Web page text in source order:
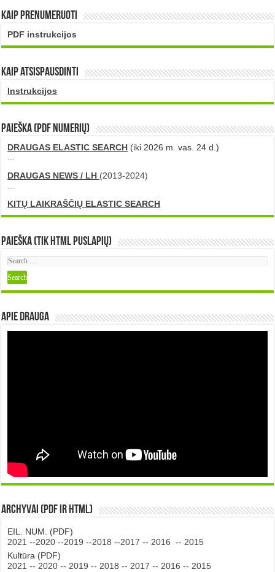
Kaip prenumeruoti
PDF instrukcijos
Kaip atsispausdinti
Instrukcijos
PAIEŠKA (PDF numerių)
DRAUGAS ELASTIC SEARCH (iki 2026 m. vas. 24 d.)
DRAUGAS NEWS / LH (2013-2024)
KITŲ LAIKRAŠČIŲ ELASTIC SEARCH
Paieška (tik HTML puslapių)
Apie DRAUGA
Archyvai (PDF ir HTML)
EIL. NUM. (PDF)
2021 --2020 --2019 --2018 --2017 -- 2016 -- 2015
Kultūra (PDF)
2021 -- 2020 -- 2019 -- 2018 -- 2017 -- 2016 -- 2015